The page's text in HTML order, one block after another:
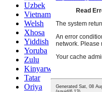
Uzbek
Vietnamese
Welsh
Xhosa
Yiddish
Yoruba
Zulu
Kinyarwanda
Tatar
Oriya